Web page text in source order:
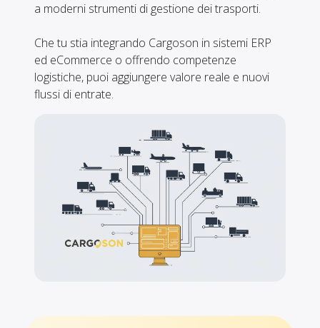
a moderni strumenti di gestione dei trasporti.
Che tu stia integrando Cargoson in sistemi ERP
ed eCommerce o offrendo competenze
logistiche, puoi aggiungere valore reale e nuovi
flussi di entrate.